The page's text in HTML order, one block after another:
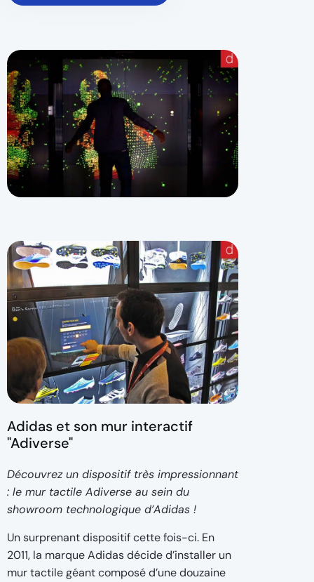
Adidas et son mur interactif
"Adiverse"
Découvrez un dispositif très impressionnant
: le mur tactile Adiverse au sein du
showroom technologique d’Adidas !
Un surprenant dispositif cette fois-ci. En
2011, la marque Adidas décide d’installer un
mur tactile géant composé d’une douzaine